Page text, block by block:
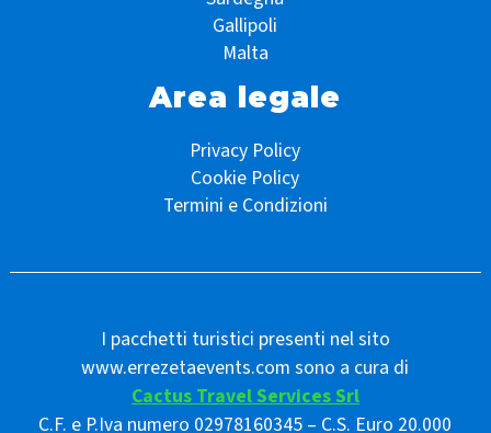
Gallipoli
Malta
Area legale
Privacy Policy
Cookie Policy
Termini e Condizioni
I pacchetti turistici presenti nel sito
www.errezetaevents.com sono a cura di
Cactus Travel Services Srl
C.F. e P.Iva numero 02978160345 – C.S. Euro 20.000